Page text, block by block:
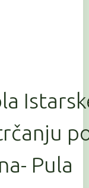
Pula